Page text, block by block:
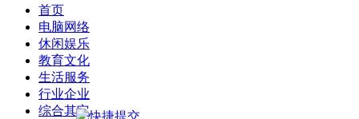
首页
电脑网络
休闲娱乐
教育文化
生活服务
行业企业
综合其它